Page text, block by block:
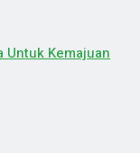
Untuk Kemajuan